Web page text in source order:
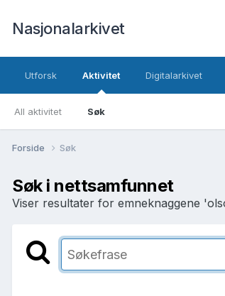
Nasjonalarkivet
Utforsk Aktivitet
All aktivitet Søk
Digitalarkivet
Forside Søk
Søk i nettsamfunnet
Viser resultater for emneknaggene